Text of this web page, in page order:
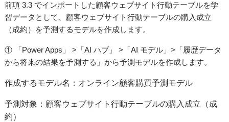
前項 3.3 でインポートした顧客ウェブサイト行動テーブルを学
習データとして、顧客ウェブサイト行動テーブルの購入成立
（成約）を予測するモデルを作成します。
① 「Power Apps」 >「AI ハブ」 >「AI モデル」>「履歴データ
から将来の結果を予測する」から予測モデルを作成します。
作成するモデル名：オンライン顧客購買予測モデル
予測対象：顧客ウェブサイト行動テーブルの購入成立（成
約）